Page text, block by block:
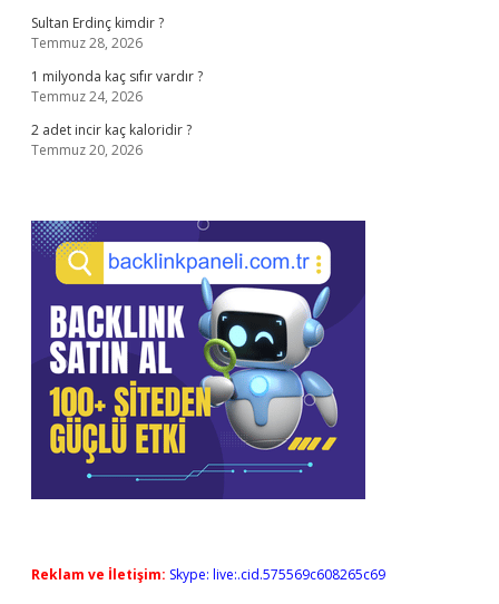
Sultan Erdinç kimdir ?
Temmuz 28, 2026
1 milyonda kaç sıfır vardır ?
Temmuz 24, 2026
2 adet incir kaç kaloridir ?
Temmuz 20, 2026
Reklam ve İletişim: Skype: live:.cid.575569c608265c69